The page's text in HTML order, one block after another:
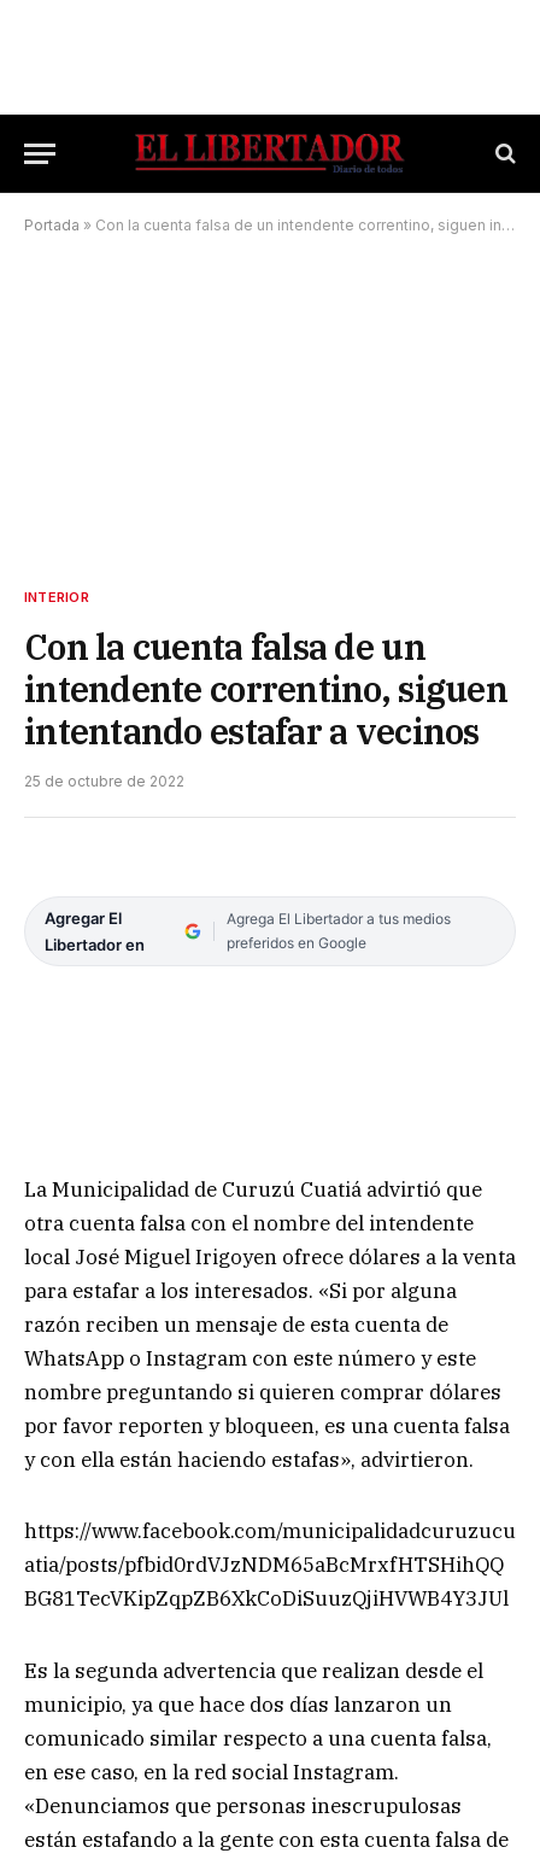
Portada » Con la cuenta falsa de un intendente correntino, siguen intentando estafar a vecinos
INTERIOR
Con la cuenta falsa de un
intendente correntino, siguen
intentando estafar a vecinos
25 de octubre de 2022
Agregar El
Libertador en
Agrega El Libertador a tus medios
preferidos en Google
La Municipalidad de Curuzú Cuatiá advirtió que
otra cuenta falsa con el nombre del intendente
local José Miguel Irigoyen ofrece dólares a la venta
para estafar a los interesados. «Si por alguna
razón reciben un mensaje de esta cuenta de
WhatsApp o Instagram con este número y este
nombre preguntando si quieren comprar dólares
por favor reporten y bloqueen, es una cuenta falsa
y con ella están haciendo estafas», advirtieron.
https://www.facebook.com/municipalidadcuruzucu
atia/posts/pfbid0rdVJzNDM65aBcMrxfHTSHihQQ
BG81TecVKipZqpZB6XkCoDiSuuzQjiHVWB4Y3JUl
Es la segunda advertencia que realizan desde el
municipio, ya que hace dos días lanzaron un
comunicado similar respecto a una cuenta falsa,
en ese caso, en la red social Instagram.
«Denunciamos que personas inescrupulosas
están estafando a la gente con esta cuenta falsa de